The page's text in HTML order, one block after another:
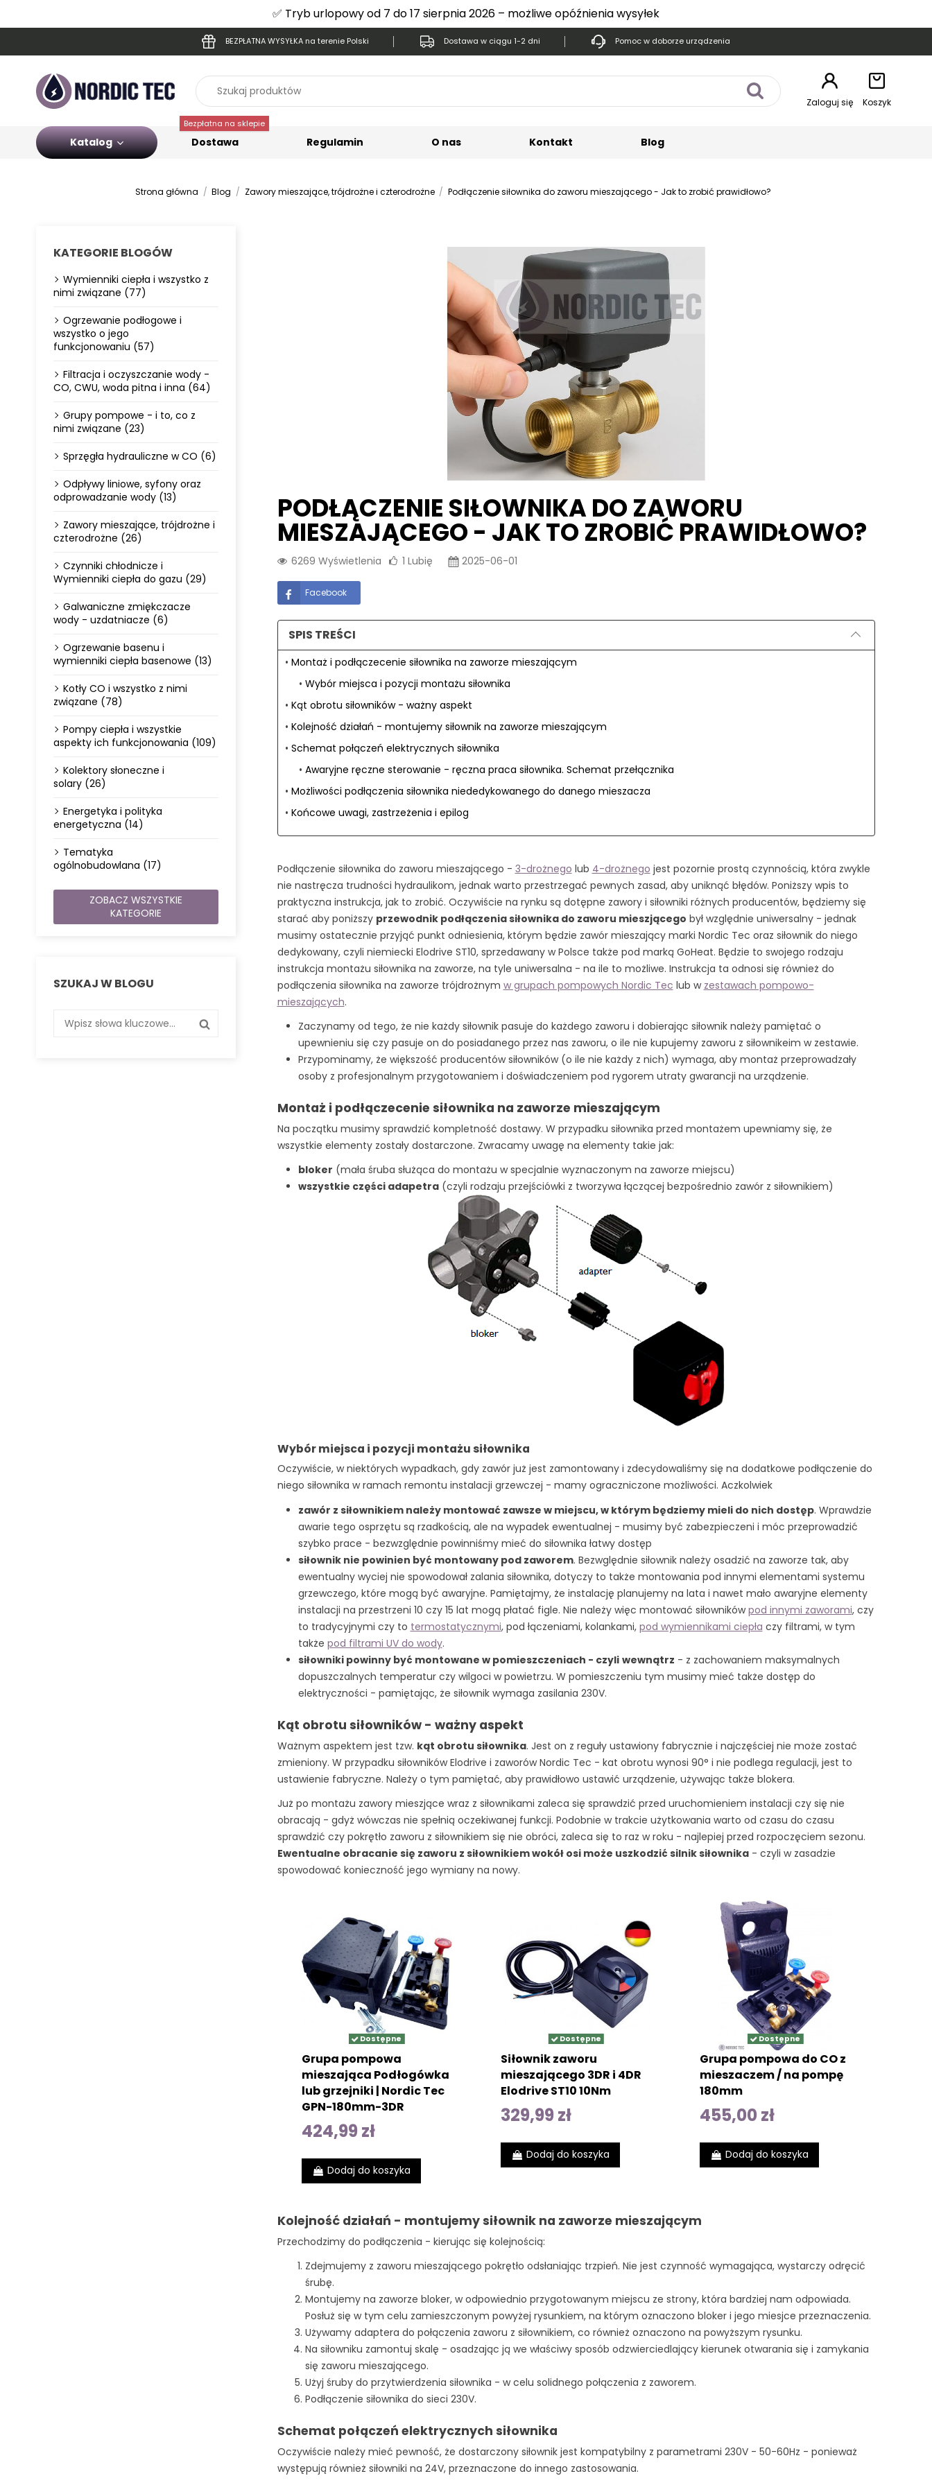
✅ Tryb urlopowy od 7 do 17 sierpnia 2026 – możliwe opóźnienia wysyłek
BEZPŁATNA WYSYŁKA na terenie Polski Dostawa w ciągu 1-2 dni Pomoc w doborze urządzenia
Zaloguj się Koszyk
Katalog
Bezpłatna na sklepie
Dostawa Regulamin O nas Kontakt Blog
Strona główna Blog Zawory mieszające, trójdrożne i czterodrożne Podłączenie siłownika do zaworu mieszającego - Jak to zrobić prawidłowo?
KATEGORIE BLOGÓW
Wymienniki ciepła i wszystko z
nimi związane (77)
Ogrzewanie podłogowe i
wszystko o jego
funkcjonowaniu (57)
Filtracja i oczyszczanie wody -
CO, CWU, woda pitna i inna (64)
Grupy pompowe - i to, co z
nimi związane (23)
Sprzęgła hydrauliczne w CO (6)
Odpływy liniowe, syfony oraz
odprowadzanie wody (13)
Zawory mieszające, trójdrożne i
czterodrożne (26)
Czynniki chłodnicze i
Wymienniki ciepła do gazu (29)
Galwaniczne zmiękczacze
wody - uzdatniacze (6)
Ogrzewanie basenu i
wymienniki ciepła basenowe (13)
Kotły CO i wszystko z nimi
związane (78)
Pompy ciepła i wszystkie
aspekty ich funkcjonowania (109)
Kolektory słoneczne i
solary (26)
Energetyka i polityka
energetyczna (14)
Tematyka
ogólnobudowlana (17)
ZOBACZ WSZYSTKIE
KATEGORIE
SZUKAJ W BLOGU
PODŁĄCZENIE SIŁOWNIKA DO ZAWORU
MIESZAJĄCEGO - JAK TO ZROBIĆ PRAWIDŁOWO?
6269 Wyświetlenia 1 Lubię 2025-06-01
Facebook
SPIS TREŚCI
Montaż i podłączecenie siłownika na zaworze mieszającym
Wybór miejsca i pozycji montażu siłownika
Kąt obrotu siłowników - ważny aspekt
Kolejność działań - montujemy siłownik na zaworze mieszającym
Schemat połączeń elektrycznych siłownika
Awaryjne ręczne sterowanie - ręczna praca siłownika. Schemat przełącznika
Możliwości podłączenia siłownika niededykowanego do danego mieszacza
Końcowe uwagi, zastrzeżenia i epilog
Podłączenie siłownika do zaworu mieszającego - 3-drożnego lub 4-drożnego jest pozornie prostą czynnością, która zwykle
nie nastręcza trudności hydraulikom, jednak warto przestrzegać pewnych zasad, aby uniknąć błędów. Poniższy wpis to
praktyczna instrukcja, jak to zrobić. Oczywiście na rynku są dotępne zawory i siłowniki różnych producentów, będziemy się
starać aby poniższy przewodnik podłączenia siłownika do zaworu mieszjącego był względnie uniwersalny - jednak
musimy ostatecznie przyjąć punkt odniesienia, którym będzie zawór mieszający marki Nordic Tec oraz siłownik do niego
dedykowany, czyli niemiecki Elodrive ST10, sprzedawany w Polsce także pod marką GoHeat. Będzie to swojego rodzaju
instrukcja montażu siłownika na zaworze, na tyle uniwersalna - na ile to możliwe. Instrukcja ta odnosi się również do
podłączenia siłownika na zaworze trójdrożnym w grupach pompowych Nordic Tec lub w zestawach pompowo-
mieszających.
Zaczynamy od tego, że nie każdy siłownik pasuje do każdego zaworu i dobierając siłownik należy pamiętać o
upewnieniu się czy pasuje on do posiadanego przez nas zaworu, o ile nie kupujemy zaworu z siłownikeim w zestawie.
Przypominamy, że większość producentów siłowników (o ile nie każdy z nich) wymaga, aby montaż przeprowadzały
osoby z profesjonalnym przygotowaniem i doświadczeniem pod rygorem utraty gwarancji na urządzenie.
Montaż i podłączecenie siłownika na zaworze mieszającym
Na początku musimy sprawdzić kompletność dostawy. W przypadku siłownika przed montażem upewniamy się, że
wszystkie elementy zostały dostarczone. Zwracamy uwagę na elementy takie jak:
bloker (mała śruba służąca do montażu w specjalnie wyznaczonym na zaworze miejscu)
wszystkie części adapetra(czyli rodzaju przejściówki z tworzywa łączącej bezpośrednio zawór z siłownikiem)
Wybór miejsca i pozycji montażu siłownika
Oczywiście, w niektórych wypadkach, gdy zawór już jest zamontowany i zdecydowaliśmy się na dodatkowe podłączenie do
niego siłownika w ramach remontu instalacji grzewczej - mamy ograczniczone możliwości. Aczkolwiek
zawór z siłownikiem należy montować zawsze w miejscu, w którym będziemy mieli do nich dostęp. Wprawdzie
awarie tego osprzętu są rzadkością, ale na wypadek ewentualnej - musimy być zabezpieczeni i móc przeprowadzić
szybko prace - bezwzględnie powinniśmy mieć do siłownika łatwy dostęp
siłownik nie powinien być montowany pod zaworem. Bezwględnie siłownik należy osadzić na zaworze tak, aby
ewentualny wyciej nie spowodował zalania siłownika, dotyczy to także montowania pod innymi elementami systemu
grzewczego, które mogą być awaryjne. Pamiętajmy, że instalację planujemy na lata i nawet mało awaryjne elementy
instalacji na przestrzeni 10 czy 15 lat mogą płatać figle. Nie należy więc montować siłownikówpod innymi zaworami, czy
to tradycyjnymi czy to termostatycznymi, pod łączeniami, kolankami, pod wymiennikami ciepła czy filtrami, w tym
także pod filtrami UV do wody.
siłowniki powinny być montowane w pomieszczeniach - czyli wewnątrz - z zachowaniem maksymalnych
dopuszczalnych temperatur czy wilgoci w powietrzu. W pomieszczeniu tym musimy mieć także dostęp do
elektryczności - pamiętając, że siłownik wymaga zasilania 230V.
Kąt obrotu siłowników - ważny aspekt
Ważnym aspektem jest tzw. kąt obrotu siłownika. Jest on z reguły ustawiony fabrycznie i najczęściej nie może zostać
zmieniony. W przypadku siłowników Elodrive i zaworów Nordic Tec - kat obrotu wynosi 90° i nie podlega regulacji, jest to
ustawienie fabryczne. Należy o tym pamiętać, aby prawidłowo ustawić urządzenie, używając także blokera.
Już po montażu zawory mieszjące wraz z siłownikami zaleca się sprawdzić przed uruchomieniem instalacji czy się nie
obracają - gdyż wówczas nie spełnią oczekiwanej funkcji. Podobnie w trakcie użytkowania warto od czasu do czasu
sprawdzić czy pokrętło zaworu z siłownikiem się nie obróci, zaleca się to raz w roku - najlepiej przed rozpoczęciem sezonu.
Ewentualne obracanie się zaworu z siłownikiem wokół osi może uszkodzić silnik siłownika- czyli w zasadzie
spowodować konieczność jego wymiany na nowy.
Dostępne
Grupa pompowa
mieszająca Podłogówka
lub grzejniki | Nordic Tec
GPN-180mm-3DR
424,99 zł
Dodaj do koszyka
Dostępne
Siłownik zaworu
mieszającego 3DR i 4DR
Elodrive ST10 10Nm
329,99 zł
Dodaj do koszyka
Dostępne
Grupa pompowa do CO z
mieszaczem / na pompę
180mm
455,00 zł
Dodaj do koszyka
Kolejność działań - montujemy siłownik na zaworze mieszającym
Przechodzimy do podłączenia - kierując się kolejnością:
Zdejmujemy z zaworu mieszającego pokrętło odsłaniając trzpień. Nie jest czynność wymagająca, wystarczy odręcić
śrubę.
Montujemy na zaworze bloker, w odpowiednio przygotowanym miejscu ze strony, która bardziej nam odpowiada.
Posłuż się w tym celu zamieszczonym powyżej rysunkiem, na którym oznaczono bloker i jego miesjce przeznaczenia.
Używamy adaptera do połączenia zaworu z siłownikiem, co również oznaczono na powyższym rysunku.
Na siłowniku zamontuj skalę - osadzając ją we właściwy sposób odzwierciedlający kierunek otwarania się i zamykania
się zaworu mieszającego.
Użyj śruby do przytwierdzenia siłownika - w celu solidnego połączenia z zaworem.
Podłączenie siłownika do sieci 230V.
Schemat połączeń elektrycznych siłownika
Oczywiście należy mieć pewność, że dostarczony siłownik jest kompatybilny z parametrami 230V - 50-60Hz - ponieważ
występują również siłowniki na 24V, przeznaczone do innego zastosowania.